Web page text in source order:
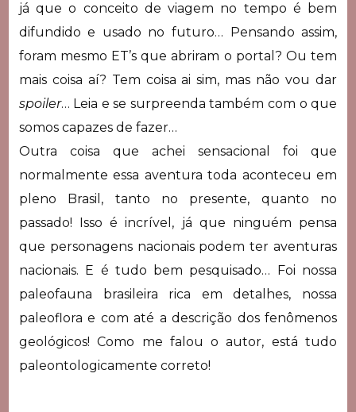
já que o conceito de viagem no tempo é bem
difundido e usado no futuro… Pensando assim,
foram mesmo ET’s que abriram o portal? Ou tem
mais coisa aí? Tem coisa ai sim, mas não vou dar
spoiler… Leia e se surpreenda também com o que
somos capazes de fazer…
Outra coisa que achei sensacional foi que
normalmente essa aventura toda aconteceu em
pleno Brasil, tanto no presente, quanto no
passado! Isso é incrível, já que ninguém pensa
que personagens nacionais podem ter aventuras
nacionais. E é tudo bem pesquisado… Foi nossa
paleofauna brasileira rica em detalhes, nossa
paleoflora e com até a descrição dos fenômenos
geológicos! Como me falou o autor, está tudo
paleontologicamente correto!